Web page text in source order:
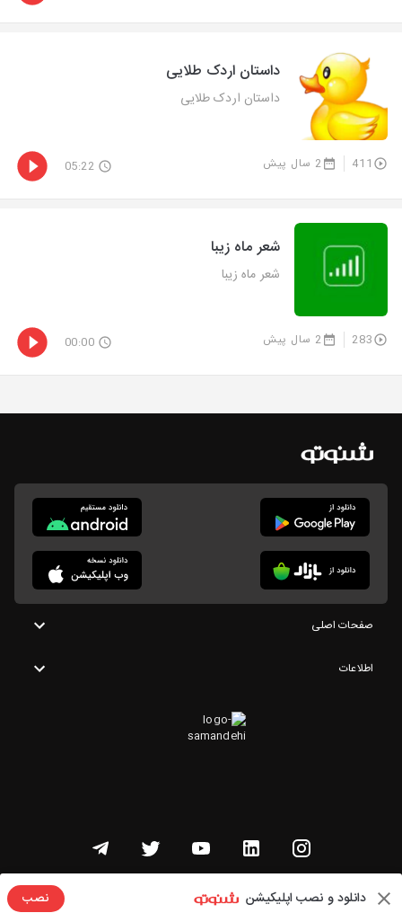
داستان اردک طلایی
داستان اردک طلایی
411 2 سال پیش 05:22
شعر ماه زیبا
شعر ماه زیبا
283 2 سال پیش 00:00
دانلود و نصب اپلیکیشن نصب
صفحات اصلی
اطلاعات
تمامی حقوق این وبسایت متعلق به شنوتو است